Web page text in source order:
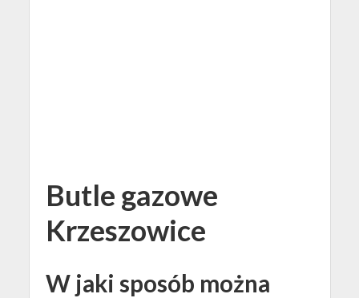
Butle gazowe
Krzeszowice
W jaki sposób można